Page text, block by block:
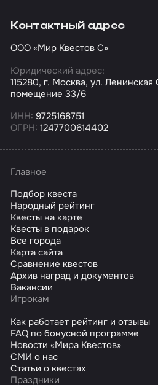
Контактный адрес
ООО «Мир Квестов С»
Юридический адрес:
115280, г. Москва, ул.
помещение 33/6
ИНН: 9725168751
ОГРН: 1247700614402
Главное
Подбор квеста
Народный рейтинг
Квесты на карте
Квесты в подарок
Все города
Карта сайта
Сравнение квестов
Архив наград и документов
Вакансии
Игрокам
Как работает рейтинг и отзывы
FAQ по бонусной программе
Новости «Мира Квестов»
СМИ о нас
Статьи о квестах
Праздники